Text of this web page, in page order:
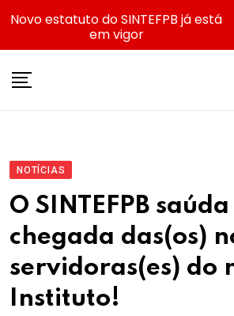
NOTÍCIAS
O SINTEFPB
chegada das(os)
servidoras(es) do
Instituto!
Novo estatuto do SINTEFPB já está
em vigor